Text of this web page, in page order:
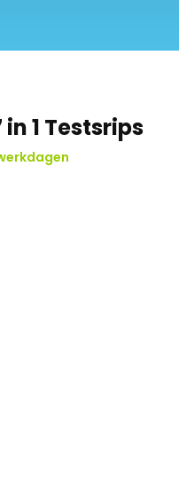
in 1 Testsrips